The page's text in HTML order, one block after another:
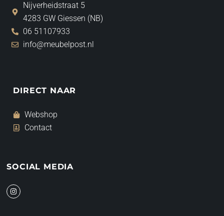
Nijverheidstraat 5
4283 GW Giessen (NB)
06 51107933
info@meubelpost.nl
DIRECT NAAR
Webshop
Contact
SOCIAL MEDIA
I
n
s